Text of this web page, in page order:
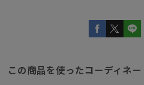
この商品を使ったコーディネー